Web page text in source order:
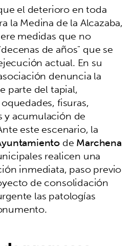
el deterioro en toda
la Medina de la Alcazaba,
medidas que no
de años" que se
actual. En su
denuncia la
parte del tapial,
fisuras,
y acumulación de
este escenario, la
deMarchena
realicen una
inmediata, paso previo
de consolidación
las patologías